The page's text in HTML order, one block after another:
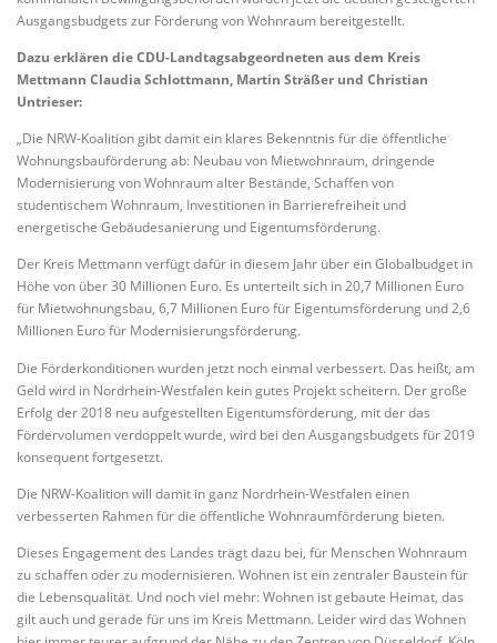
Ausgangsbudgets zur Förderung von Wohnraum bereitgestellt.
Dazu erklären die CDU-Landtagsabgeordneten aus dem Kreis
Mettmann Claudia Schlottmann, Martin Sträßer und Christian
Untrieser:
„Die NRW-Koalition gibt damit ein klares Bekenntnis für die öffentliche
Wohnungsbauförderung ab: Neubau von Mietwohnraum, dringende
Modernisierung von Wohnraum alter Bestände, Schaffen von
studentischem Wohnraum, Investitionen in Barrierefreiheit und
energetische Gebäudesanierung und Eigentumsförderung.
Der Kreis Mettmann verfügt dafür in diesem Jahr über ein Globalbudget in
Höhe von über 30 Millionen Euro. Es unterteilt sich in 20,7 Millionen Euro
für Mietwohnungsbau, 6,7 Millionen Euro für Eigentumsförderung und 2,6
Millionen Euro für Modernisierungsförderung.
Die Förderkonditionen wurden jetzt noch einmal verbessert. Das heißt, am
Geld wird in Nordrhein-Westfalen kein gutes Projekt scheitern. Der große
Erfolg der 2018 neu aufgestellten Eigentumsförderung, mit der das
Fördervolumen verdoppelt wurde, wird bei den Ausgangsbudgets für 2019
konsequent fortgesetzt.
Die NRW-Koalition will damit in ganz Nordrhein-Westfalen einen
verbesserten Rahmen für die öffentliche Wohnraumförderung bieten.
Dieses Engagement des Landes trägt dazu bei, für Menschen Wohnraum
zu schaffen oder zu modernisieren. Wohnen ist ein zentraler Baustein für
die Lebensqualität. Und noch viel mehr: Wohnen ist gebaute Heimat, das
gilt auch und gerade für uns im Kreis Mettmann. Leider wird das Wohnen